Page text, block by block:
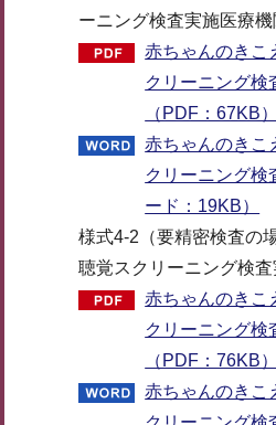
ーニング検査実施医療
赤ちゃんのきこ
クリーニング検
（PDF：67KB）
赤ちゃんのきこ
クリーニング検
ード：19KB）
様式4-2（要精密検査の
聴覚スクリーニング検
赤ちゃんのきこ
クリーニング検
（PDF：76KB）
赤ちゃんのきこ